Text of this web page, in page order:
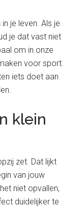
je leven. Als je
je dat vast niet
om in onze
voor sport.
iets doet aan
klein
zet. Dat lijkt
van jouw
niet opvallen,
duidelijker te